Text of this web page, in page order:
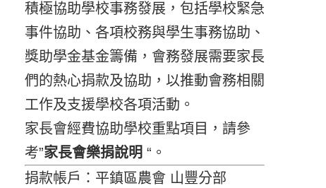
積極協助學校事務發展，包括學校緊急
事件協助、各項校務與學生事務協助、
獎助學金基金籌備，會務發展需要家長
們的熱心捐款及協助，以推動會務相關
工作及支援學校各項活動。
家長會經費協助學校重點項目，請參
考”家長會樂捐說明 “。
捐款帳戶：平鎮區農會 山豐分部